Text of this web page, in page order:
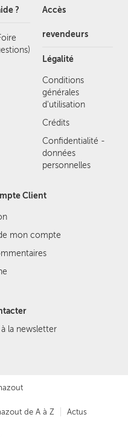
? Accès
revendeurs
Légalité
Conditions
générales
d'utilisation
Crédits
Confidentialité -
données
personnelles
Client
mon compte
la newsletter
de A à Z Actus